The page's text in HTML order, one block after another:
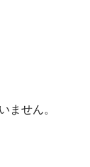
ません。